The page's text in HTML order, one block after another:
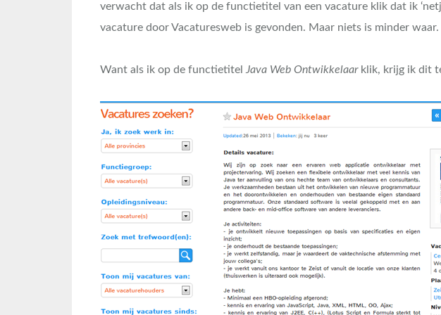
verwacht dat als ik op de functietitel van een vacature klik dat ik
vacature door Vacaturesweb is gevonden. Maar niets is minder waar.
Want als ik op de functietitel Java Web Ontwikkelaarklik, krijg ik dit